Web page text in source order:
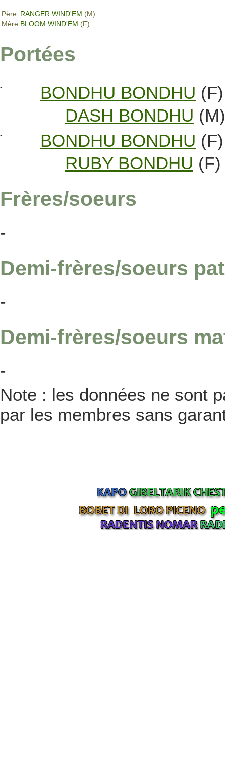
Père RANGER WIND'EM (M)
Mère BLOOM WIND'EM (F)
Portées
- BONDHU BONDHU (F)
DASH BONDHU (M)
- BONDHU BONDHU (F)
RUBY BONDHU (F)
Frères/soeurs
-
Demi-frères/soeurs
-
Demi-frères/soeurs
-
Note : les données ne sont
par les membres sans